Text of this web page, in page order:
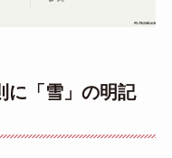
に「雪」の明記